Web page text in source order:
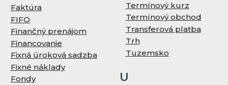
Faktúra
FIFO
Finančný prenájom
Financovanie
Fixná úroková sadzba
Fixné náklady
Fondy
Termínový kurz
Termínový obchod
Transferová platba
Trh
Tuzemsko
U